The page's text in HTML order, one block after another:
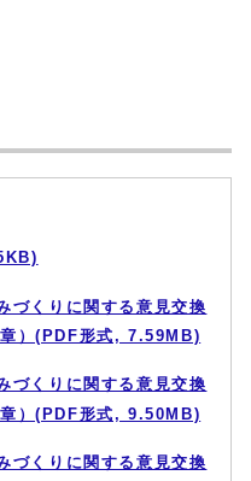
づくりに関する意見交換
）(PDF形式, 7.59MB)
づくりに関する意見交換
）(PDF形式, 9.50MB)
づくりに関する意見交換